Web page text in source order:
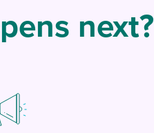
next?